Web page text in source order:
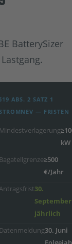
BatterySizer
§19 ABS. 2 SATZ 1
— FRISTEN
Mindestverlagerung
kW
Bagatellgrenze≥500
€/Jahr
30.
September
jährlich
Datenmeldung30. Juni